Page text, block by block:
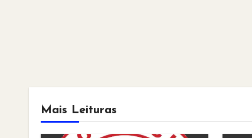
Mais Leituras